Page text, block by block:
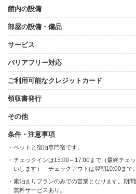
館内の設備
部屋の設備・備品
サービス
バリアフリー対応
ご利用可能なクレジットカード
領収書発行
その他
条件・注意事項
ペットと宿泊専門宿です。
チェックインは15:00～17:00まで（最終チェ
いします） チェックアウトは翌朝10:00まで。
素泊まりプランのみでの営業となります。期
無料サービスあり。